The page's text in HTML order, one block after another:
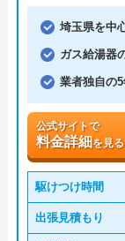
埼玉県を中
ガス給湯器
業者独自の
公式サイトで
料金詳細を見る
駆けつけ時間
出張見積もり